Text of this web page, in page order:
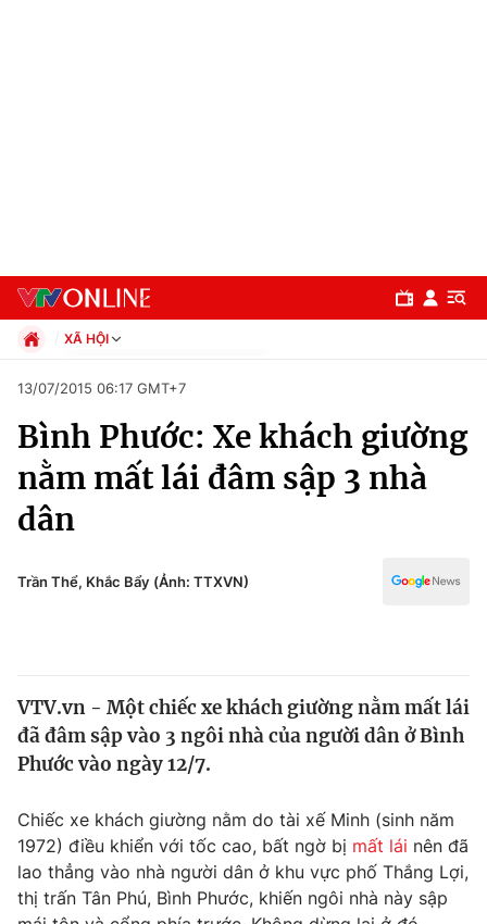
Chuyên mục
Chính trị
Thế giới
Thế giới đó đây
Câu chuyện quốc tế
Kinh tế
Tài chính
Thị trường
Dữ liệu và đời sống
XÃ HỘI
Xã hội
Pháp luật
Thể thao
Đời sống
13/07/2015 06:17 GMT+7
Bình Phước: Xe khách giường
nằm mất lái đâm sập 3 nhà
dân
Trần Thể, Khắc Bẩy (Ảnh: TTXVN)
VTV.vn - Một chiếc xe khách giường nằm mất lái
đã đâm sập vào 3 ngôi nhà của người dân ở Bình
Phước vào ngày 12/7.
Chiếc xe khách giường nằm do tài xế Minh (sinh năm
1972) điều khiển với tốc cao, bất ngờ bị mất lái nên đã
lao thẳng vào nhà người dân ở khu vực phố Thắng Lợi,
thị trấn Tân Phú, Bình Phước, khiến ngôi nhà này sập